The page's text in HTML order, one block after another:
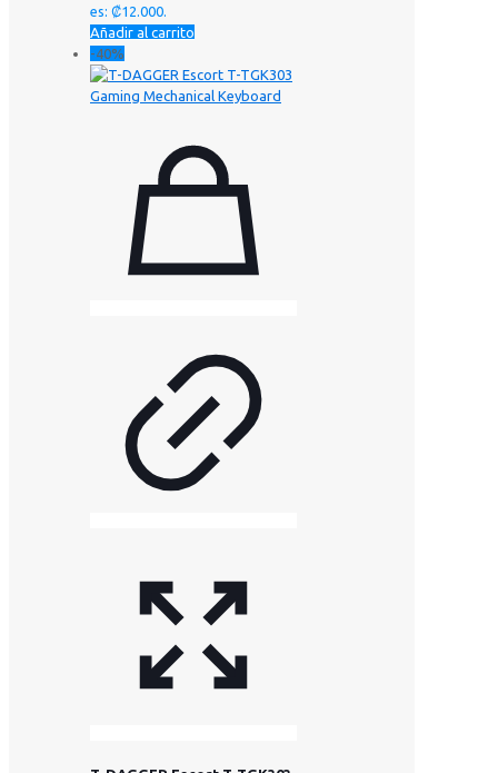
es: ₡12.000.
Añadir al carrito
-40%